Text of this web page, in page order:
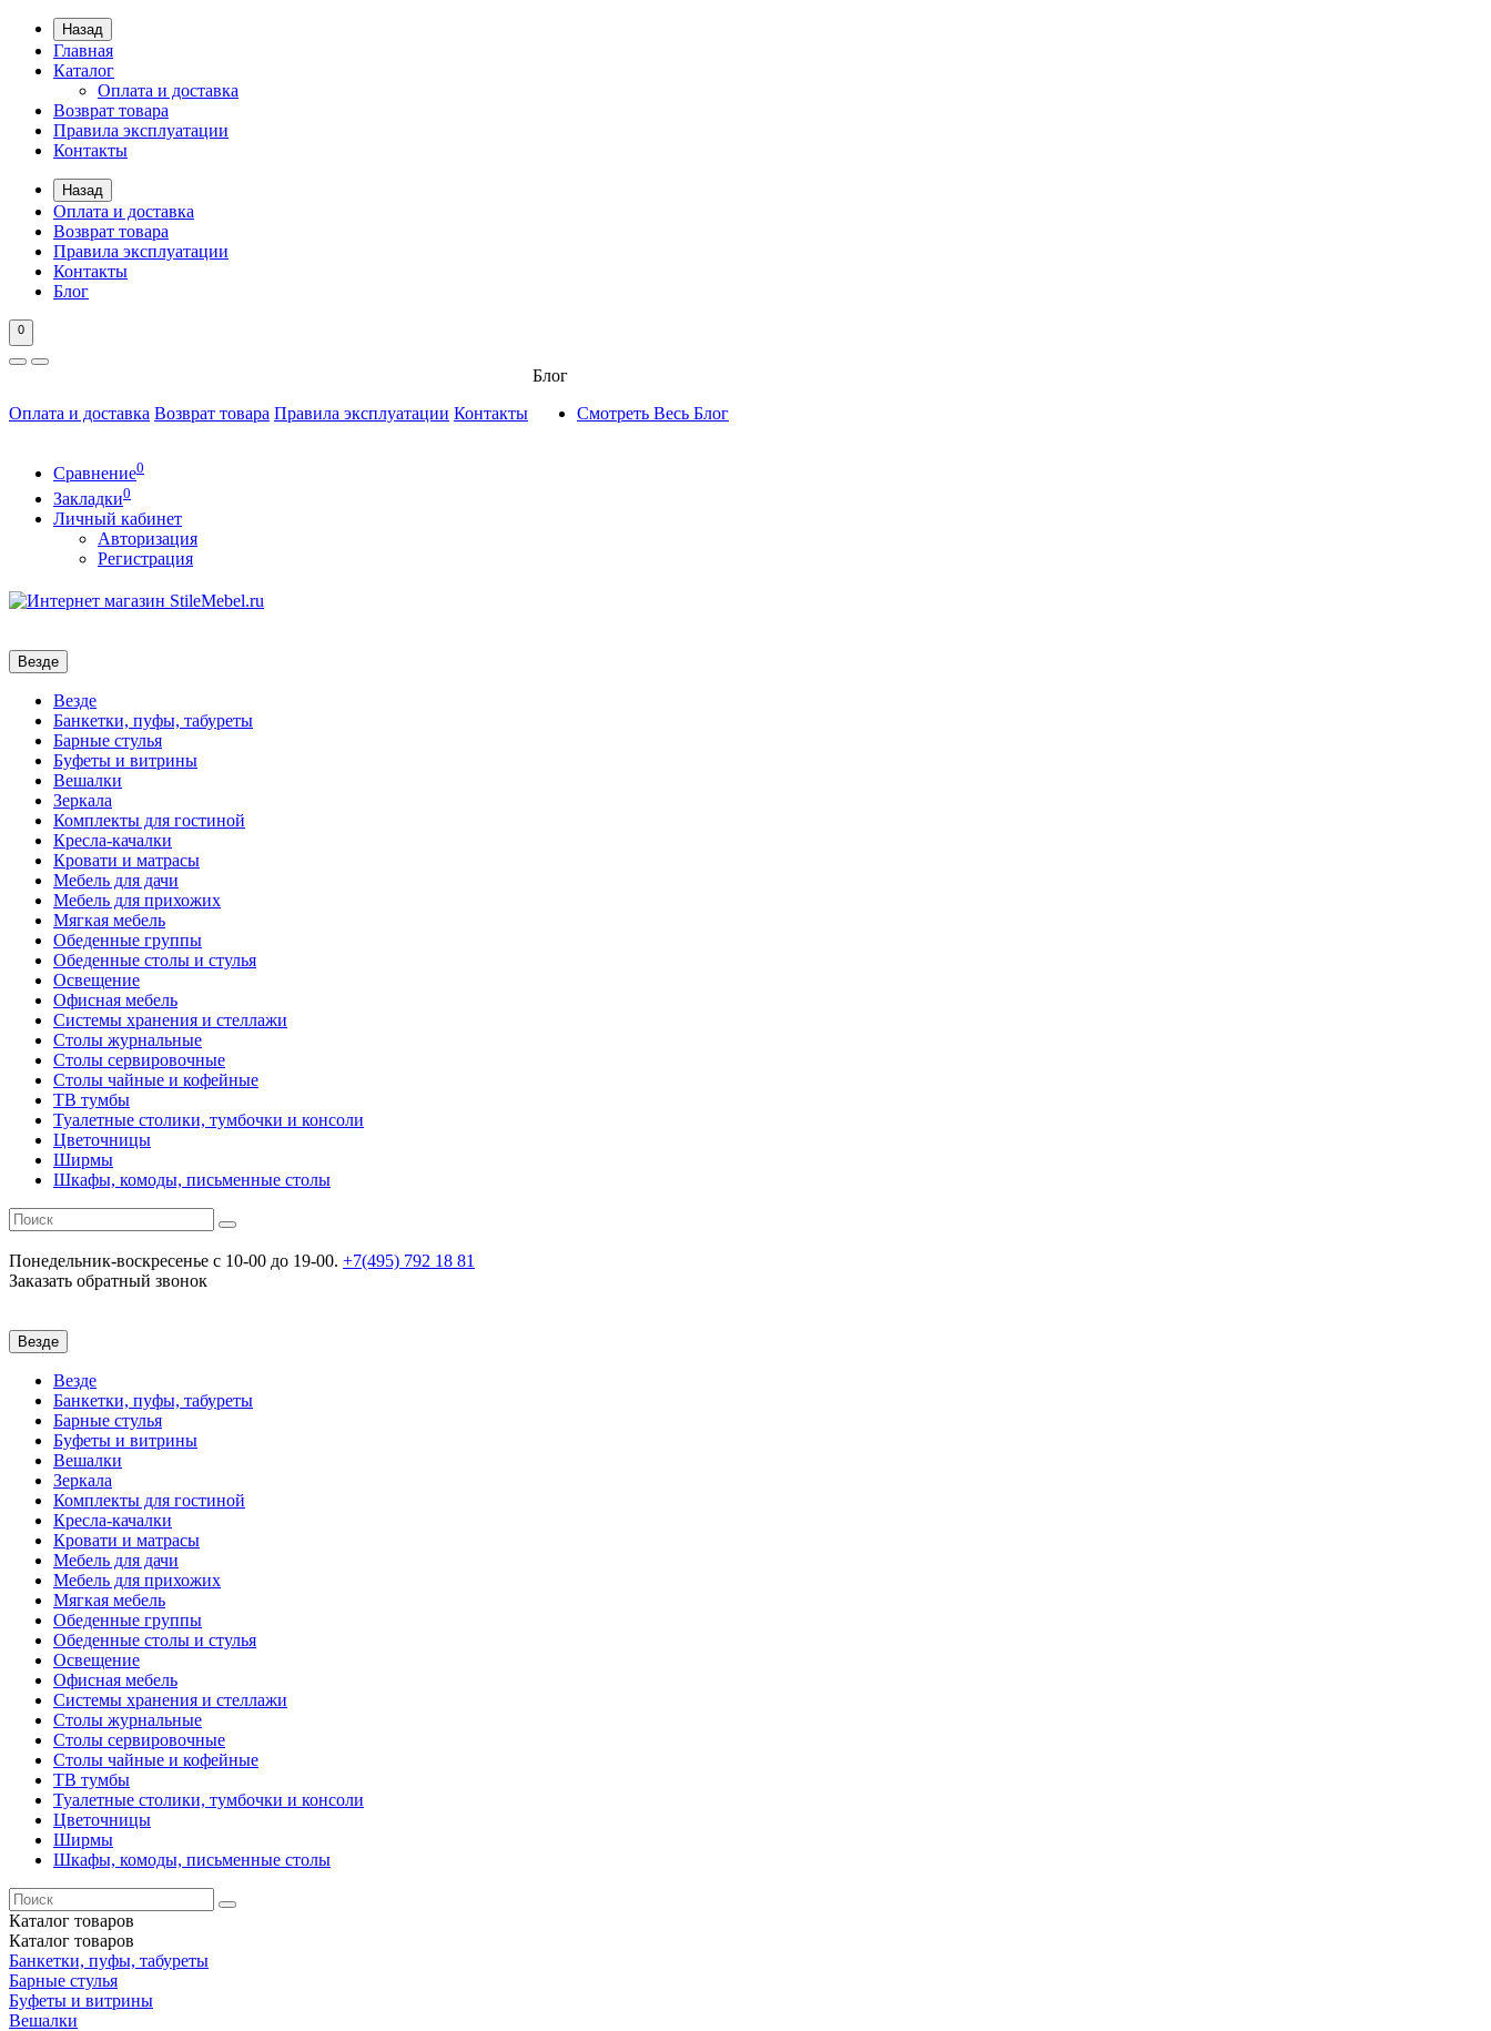
Назад
Главная
Каталог
Оплата и доставка
Возврат товара
Правила эксплуатации
Контакты
Назад
Оплата и доставка
Возврат товара
Правила эксплуатации
Контакты
Блог
0
Оплата и доставка Возврат товара Правила эксплуатации Контакты
Блог
Смотреть Весь Блог
Сравнение0
Закладки0
Личный кабинет
Авторизация
Регистрация
Везде
Везде
Банкетки, пуфы, табуреты
Барные стулья
Буфеты и витрины
Вешалки
Зеркала
Комплекты для гостиной
Кресла-качалки
Кровати и матрасы
Мебель для дачи
Мебель для прихожих
Мягкая мебель
Обеденные группы
Обеденные столы и стулья
Освещение
Офисная мебель
Системы хранения и стеллажи
Столы журнальные
Столы сервировочные
Столы чайные и кофейные
ТВ тумбы
Туалетные столики, тумбочки и консоли
Цветочницы
Ширмы
Шкафы, комоды, письменные столы
Понедельник-воскресенье c 10-00 до 19-00. +7(495) 792 18 81
Заказать обратный звонок
Везде
Везде
Банкетки, пуфы, табуреты
Барные стулья
Буфеты и витрины
Вешалки
Зеркала
Комплекты для гостиной
Кресла-качалки
Кровати и матрасы
Мебель для дачи
Мебель для прихожих
Мягкая мебель
Обеденные группы
Обеденные столы и стулья
Освещение
Офисная мебель
Системы хранения и стеллажи
Столы журнальные
Столы сервировочные
Столы чайные и кофейные
ТВ тумбы
Туалетные столики, тумбочки и консоли
Цветочницы
Ширмы
Шкафы, комоды, письменные столы
Каталог товаров
Каталог товаров
Банкетки, пуфы, табуреты
Барные стулья
Буфеты и витрины
Вешалки